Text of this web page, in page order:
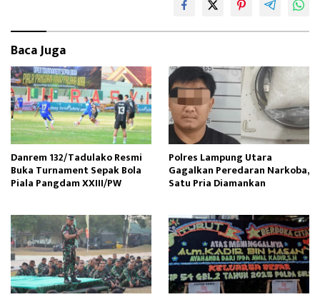
Baca Juga
Danrem 132/Tadulako Resmi
Buka Turnament Sepak Bola
Piala Pangdam XXIII/PW
Polres Lampung Utara
Gagalkan Peredaran Narkoba,
Satu Pria Diamankan